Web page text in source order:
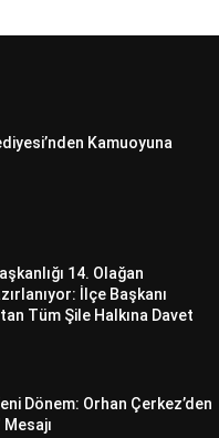
Kamuoyuna
14. Olağan
İlçe Başkanı
Tüm Şile Halkına Davet
Dönem: Orhan Çerkez’den